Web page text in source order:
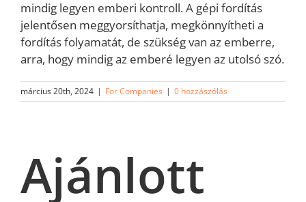
mindig legyen emberi kontroll. A gépi fordítás
jelentősen meggyorsíthatja, megkönnyítheti a
fordítás folyamatát, de szükség van az emberre,
arra, hogy mindig az emberé legyen az utolsó szó.
március 20th, 2024 | For Companies | 0 hozzászólás
Ajánlott